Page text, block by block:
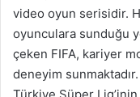
video oyun serisidir.
oyunculara sunduğu
çeken FIFA, kariyer
deneyim
Türkiye Süper